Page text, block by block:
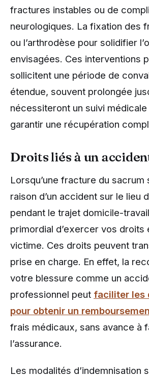
fractures instables ou de
neurologiques. La fixation des
ou l’arthrodèse pour solidifier
envisagées. Ces interventions
sollicitent une période de
étendue, souvent prolongée
nécessiteront un suivi
garantir une récupération
Droits liés à un
Lorsqu’une fracture du sacrum
raison d’un accident sur le lieu
pendant le trajet domicile-
primordial d’exercer vos droits
victime. Ces droits peuvent
prise en charge. En effet, la
votre blessure comme un
professionnel peut faciliter les
pour obtenir un
frais médicaux, sans avance à
l’assurance.
Les modalités d’indemnisation